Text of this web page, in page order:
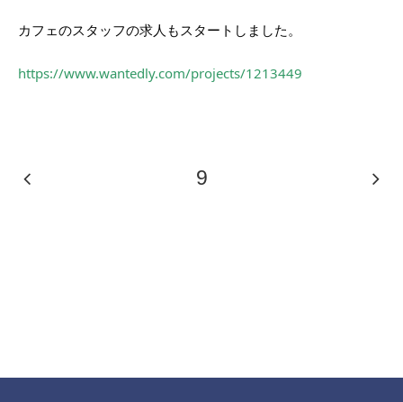
カフェのスタッフの求人もスタートしました。
https://www.wantedly.com/projects/1213449
9